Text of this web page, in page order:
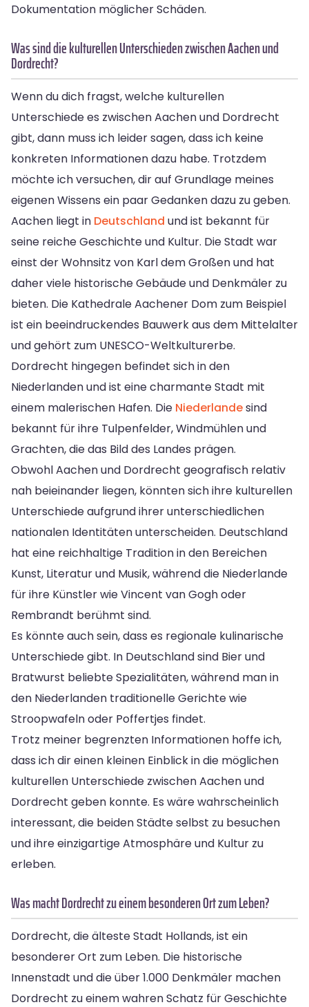
Dokumentation möglicher Schäden.
Was sind die kulturellen Unterschieden zwischen Aachen und
Dordrecht?
Wenn du dich fragst, welche kulturellen
Unterschiede es zwischen Aachen und Dordrecht
gibt, dann muss ich leider sagen, dass ich keine
konkreten Informationen dazu habe. Trotzdem
möchte ich versuchen, dir auf Grundlage meines
eigenen Wissens ein paar Gedanken dazu zu geben.
Aachen liegt in Deutschland und ist bekannt für
seine reiche Geschichte und Kultur. Die Stadt war
einst der Wohnsitz von Karl dem Großen und hat
daher viele historische Gebäude und Denkmäler zu
bieten. Die Kathedrale Aachener Dom zum Beispiel
ist ein beeindruckendes Bauwerk aus dem Mittelalter
und gehört zum UNESCO-Weltkulturerbe.
Dordrecht hingegen befindet sich in den
Niederlanden und ist eine charmante Stadt mit
einem malerischen Hafen. Die Niederlandesind
bekannt für ihre Tulpenfelder, Windmühlen und
Grachten, die das Bild des Landes prägen.
Obwohl Aachen und Dordrecht geografisch relativ
nah beieinander liegen, könnten sich ihre kulturellen
Unterschiede aufgrund ihrer unterschiedlichen
nationalen Identitäten unterscheiden. Deutschland
hat eine reichhaltige Tradition in den Bereichen
Kunst, Literatur und Musik, während die Niederlande
für ihre Künstler wie Vincent van Gogh oder
Rembrandt berühmt sind.
Es könnte auch sein, dass es regionale kulinarische
Unterschiede gibt. In Deutschland sind Bier und
Bratwurst beliebte Spezialitäten, während man in
den Niederlanden traditionelle Gerichte wie
Stroopwafeln oder Poffertjes findet.
Trotz meiner begrenzten Informationen hoffe ich,
dass ich dir einen kleinen Einblick in die möglichen
kulturellen Unterschiede zwischen Aachen und
Dordrecht geben konnte. Es wäre wahrscheinlich
interessant, die beiden Städte selbst zu besuchen
und ihre einzigartige Atmosphäre und Kultur zu
erleben.
Was macht Dordrecht zu einem besonderen Ort zum Leben?
Dordrecht, die älteste Stadt Hollands, ist ein
besonderer Ort zum Leben. Die historische
Innenstadt und die über 1.000 Denkmäler machen
Dordrecht zu einem wahren Schatz für Geschichte